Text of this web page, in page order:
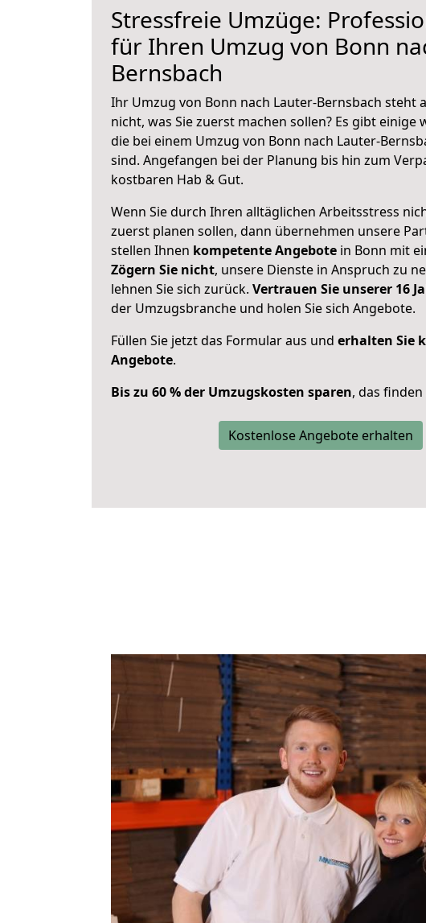
Stressfreie Umzüge:
für Ihren Umzug von Bonn
Bernsbach
Ihr Umzug von Bonn nach Lauter-Bernsbach steht
nicht, was Sie zuerst machen sollen? Es gibt einige
die bei einem Umzug von Bonn nach Lauter-
sind. Angefangen bei der Planung bis hin zum
kostbaren Hab & Gut.
Wenn Sie durch Ihren alltäglichen Arbeitsstress
zuerst planen sollen, dann übernehmen unsere
stellen Ihnen kompetente Angebote in Bonn mit
Zögern Sie nicht, unsere Dienste in Anspruch zu
lehnen Sie sich zurück. Vertrauen Sie unserer 16
der Umzugsbranche und holen Sie sich Angebote.
Füllen Sie jetzt das Formular aus und erhalten Sie
Angebote.
Bis zu 60 % der Umzugskosten sparen, das
Kostenlose Angebote erhalten